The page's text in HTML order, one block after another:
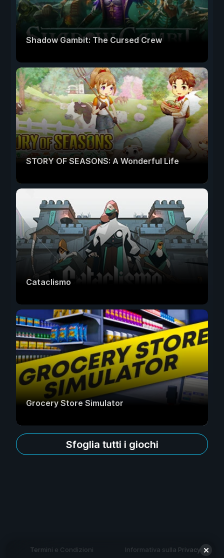
Shadow Gambit: The Cursed Crew
STORY OF SEASONS: A Wonderful Life
Cataclismo
Grocery Store Simulator
Sfoglia tutti i giochi
Termini e Condizioni Informativa sulla Privacy